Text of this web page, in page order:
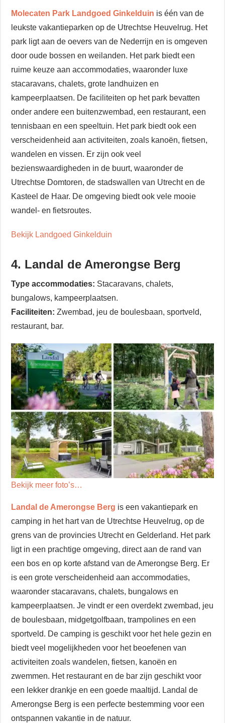
Molecaten Park Landgoed Ginkelduin is één van de
leukste vakantieparken op de Utrechtse Heuvelrug. Het
park ligt aan de oevers van de Nederrijn en is omgeven
door oude bossen en weilanden. Het park biedt een
ruime keuze aan accommodaties, waaronder luxe
stacaravans, chalets, grote landhuizen en
kampeerplaatsen. De faciliteiten op het park bevatten
onder andere een buitenzwembad, een restaurant, een
tennisbaan en een speeltuin. Het park biedt ook een
verscheidenheid aan activiteiten, zoals kanoën, fietsen,
wandelen en vissen. Er zijn ook veel
bezienswaardigheden in de buurt, waaronder de
Utrechtse Domtoren, de stadswallen van Utrecht en de
Kasteel de Haar. De omgeving biedt ook vele mooie
wandel- en fietsroutes.
Bekijk Landgoed Ginkelduin
4. Landal de Amerongse Berg
Type accommodaties: Stacaravans, chalets,
bungalows, kampeerplaatsen.
Faciliteiten:Zwembad, jeu de boulesbaan, sportveld,
restaurant, bar.
Bekijk meer foto’s…
Landal de Amerongse Berg is een vakantiepark en
camping in het hart van de Utrechtse Heuvelrug, op de
grens van de provincies Utrecht en Gelderland. Het park
ligt in een prachtige omgeving, direct aan de rand van
een bos en op korte afstand van de Amerongse Berg. Er
is een grote verscheidenheid aan accommodaties,
waaronder stacaravans, chalets, bungalows en
kampeerplaatsen. Je vindt er een overdekt zwembad, jeu
de boulesbaan, midgetgolfbaan, trampolines en een
sportveld. De camping is geschikt voor het hele gezin en
biedt veel mogelijkheden voor het beoefenen van
activiteiten zoals wandelen, fietsen, kanoën en
zwemmen. Het restaurant en de bar zijn geschikt voor
een lekker drankje en een goede maaltijd. Landal de
Amerongse Berg is een perfecte bestemming voor een
ontspannen vakantie in de natuur.